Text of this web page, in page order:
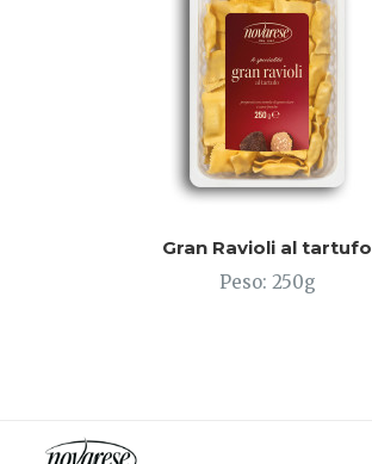
Gran Ravioli al tartufo
Peso: 250g